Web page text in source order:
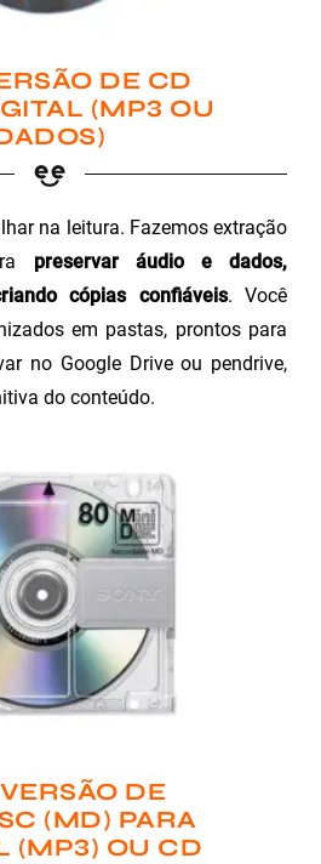
DE CD
(MP3 OU
na leitura. Fazemos extração
preservar áudio e dados,
cópias confiáveis. Você
em pastas, prontos para
no Google Drive ou pendrive,
do conteúdo.
DE
(MD) PARA
(MP3) OU CD